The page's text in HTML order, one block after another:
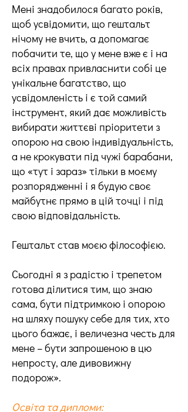
Мені знадобилося багато років,
щоб усвідомити, що гештальт
нічому не вчить, а допомагає
побачити те, що у мене вже є і на
всіх правах привласнити собі це
унікальне багатство, що
усвідомленість і є той самий
інструмент, який дає можливість
вибирати життєві пріоритети з
опорою на свою індивідуальність,
а не крокувати під чужі барабани,
що «тут і зараз» тільки в моєму
розпорядженні і я будую своє
майбутнє прямо в цій точці і під
свою відповідальність.
Гештальт став моєю філософією.
Сьогодні я з радістю і трепетом
готова ділитися тим, що знаю
сама, бути підтримкою і опорою
на шляху пошуку себе для тих, хто
цього бажає, і величезна честь для
мене – бути запрошеною в цю
непросту, але дивовижну
подорож».
Освіта та дипломи: